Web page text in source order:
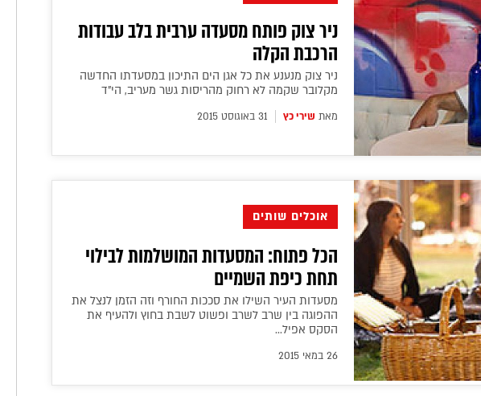
ניר צוק פותח מסעדה ערבית בלב עבודות
הרכבת הקלה
ניר צוק מנענע את כל אגן הים התיכון במסעדתו החדשה
מקלובר שקמה לא רחוק מהריסות גשר מעריב, הי"ד
מאת שירי כץ 31 באוגוסט 2015
אוכלים שותים
הכל פתוח: המסעדות המושלמות לבילוי
תחת כיפת השמיים
מסעדות העיר השילו את סככות החורף וזה הזמן לנצל את
ההפוגה בין שרב לשרב ופשוט לשבת בחוץ ולהעיף את
הסקס אפיל...
26 במאי 2015